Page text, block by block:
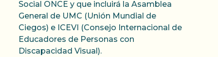
Social ONCE y que incluirá la Asamblea
General de UMC (Unión Mundial de
Ciegos) e ICEVI (Consejo Internacional de
Educadores de Personas con
Discapacidad Visual).